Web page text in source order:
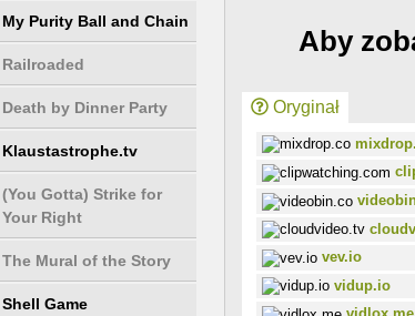
My Purity Ball and Chain
Railroaded
Death by Dinner Party
Klaustastrophe.tv
(You Gotta) Strike for
Your Right
The Mural of the Story
Shell Game
Aby
Oryginał
vev.io
vidup.io